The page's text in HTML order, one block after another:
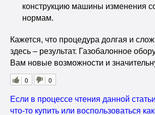
конструкцию машины изменения
нормам.
Кажется, что процедура долгая и
здесь – результат. Газобалонное
Вам новые возможности и
0
0
Если в процессе чтения данной
что-то купить или воспользоваться